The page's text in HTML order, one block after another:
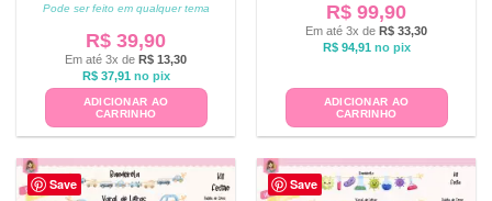
Pode ser feito em qualquer tema
R$ 39,90
Em até 3x de R$ 13,30
R$37,91 no pix
ADICIONAR AO
CARRINHO
R$ 99,90
Em até 3x de R$ 33,30
R$94,91 no pix
ADICIONAR AO
CARRINHO
Save Save